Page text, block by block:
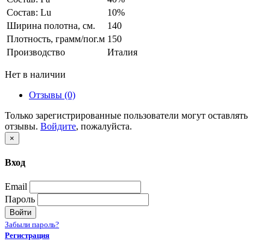
Состав: Lu
10%
Ширина полотна, см.
140
Плотность, грамм/пог.м 150
Производство
Италия
Нет в наличии
Отзывы (0)
Только зарегистрированные пользователи могут оставлять
отзывы. Войдите, пожалуйста.
×
Вход
Email
Пароль
Войти
Забыли пароль?
Регистрация